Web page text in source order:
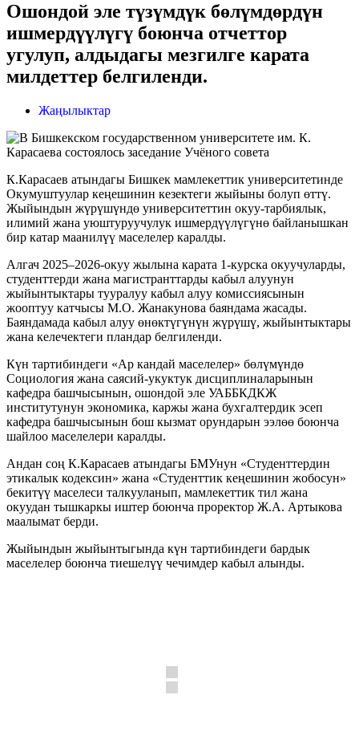
Ошондой эле түзүмдүк бөлүмдөрдүн
ишмердүүлүгү боюнча отчеттор
угулуп, алдыдагы мезгилге карата
милдеттер белгиленди.
Жаңылыктар
К.Карасаев атындагы Бишкек мамлекеттик университетинде
Окумуштуулар кеңешинин кезектеги жыйыны болуп өттү.
Жыйындын жүрүшүндө университеттин окуу-тарбиялык,
илимий жана уюштуруучулук ишмердүүлүгүнө байланышкан
бир катар маанилүү маселелер каралды.
Алгач 2025–2026-окуу жылына карата 1-курска окуучуларды,
студенттерди жана магистранттарды кабыл алуунун
жыйынтыктары тууралуу кабыл алуу комиссиясынын
жооптуу катчысы М.О. Жанакунова баяндама жасады.
Баяндамада кабыл алуу өнөктүгүнүн жүрүшү, жыйынтыктары
жана келечектеги пландар белгиленди.
Күн тартибиндеги «Ар кандай маселелер» бөлүмүндө
Социология жана саясий-укуктук дисциплиналарынын
кафедра башчысынын, ошондой эле УАББКДКЖ
институтунун экономика, каржы жана бухгалтердик эсеп
кафедра башчысынын бош кызмат орундарын ээлөө боюнча
шайлоо маселелери каралды.
Андан соң К.Карасаев атындагы БМУнун «Студенттердин
этикалык кодексин» жана «Студенттик кеңешинин жобосун»
бекитүү маселеси талкууланып, мамлекеттик тил жана
окуудан тышкаркы иштер боюнча проректор Ж.А. Артыкова
маалымат берди.
Жыйындын жыйынтыгында күн тартибиндеги бардык
маселелер боюнча тиешелүү чечимдер кабыл алынды.